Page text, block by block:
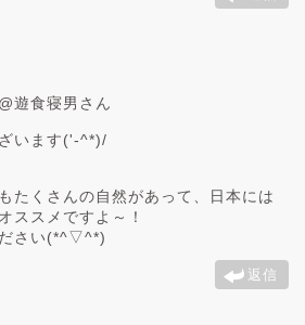
遊食寝男さん
います('-^*)/
たくさんの自然があって、日本には
ススメですよ～！
さい(*^▽^*)
返信